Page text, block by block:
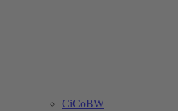
CiCoBW